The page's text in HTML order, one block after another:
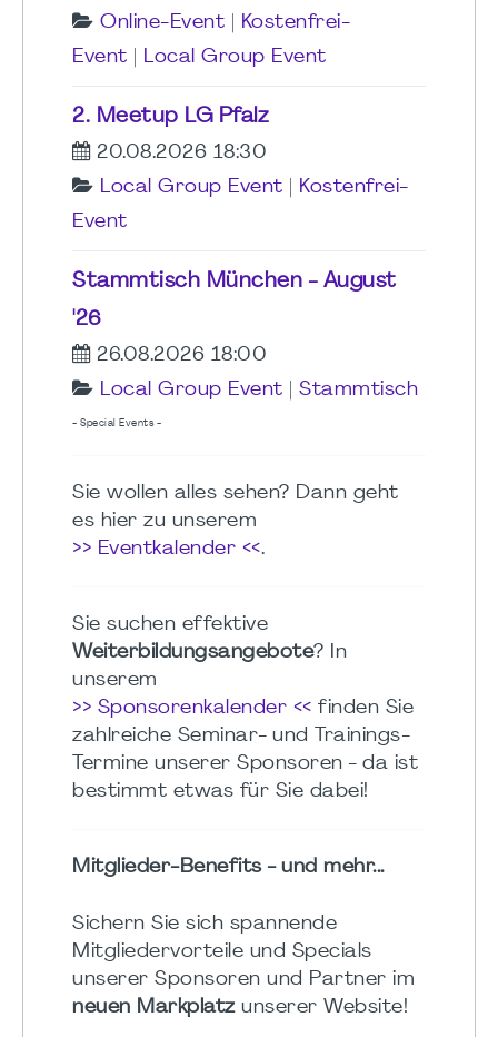
Online-Event
Kostenfrei-
Event
Local Group Event
2. Meetup LG Pfalz
20.08.2026 18:30
Local Group Event
Kostenfrei-
Event
Stammtisch München - August
'26
26.08.2026 18:00
Local Group Event
Stammtisch
- Special Events -
Sie wollen alles sehen? Dann geht
es hier zu unserem
>> Eventkalender <<.
Sie suchen effektive
Weiterbildungsangebote? In
unserem
>> Sponsorenkalender << finden Sie
zahlreiche Seminar- und Trainings-
Termine unserer Sponsoren - da ist
bestimmt etwas für Sie dabei!
Mitglieder-Benefits - und mehr...
Sichern Sie sich spannende
Mitgliedervorteile und Specials
unserer Sponsoren und Partner im
neuen Markplatzunserer Website!